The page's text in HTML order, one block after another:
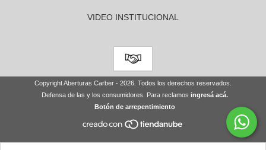
VIDEO INSTITUCIONAL
Copyright Aberturas Carber - 2026. Todos los derechos reservados.
Defensa de las y los consumidores. Para reclamos ingresá acá.
Botón de arrepentimiento